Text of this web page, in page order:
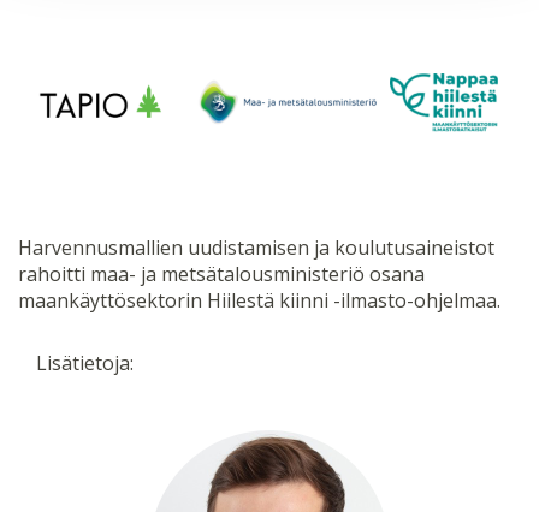
Harvennusmallien uudistamisen ja koulutusaineistot
rahoitti maa- ja metsätalousministeriö osana
maankäyttösektorin Hiilestä kiinni -ilmasto-ohjelmaa.
Lisätietoja: